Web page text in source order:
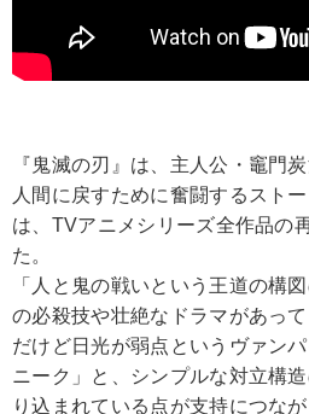
『鬼滅の刃』は、主人公・竈門
人間に戻すために奮闘するスト
は、TVアニメシリーズ全作品の
た。
「人と鬼の戦いという王道の構
の必殺技や壮絶なドラマがあっ
だけど日光が弱点というヴァン
ニーク」と、シンプルな対立構
り込まれている点が支持につなが